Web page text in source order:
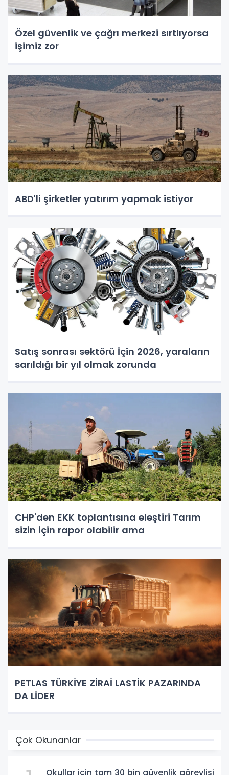
Özel güvenlik ve çağrı merkezi sırtlıyorsa
işimiz zor
ABD'li şirketler yatırım yapmak istiyor
Satış sonrası sektörü İçin 2026, yaraların
sarıldığı bir yıl olmak zorunda
CHP'den EKK toplantısına eleştiri Tarım
sizin için rapor olabilir ama
PETLAS TÜRKİYE ZİRAİ LASTİK PAZARINDA
DA LİDER
Çok Okunanlar